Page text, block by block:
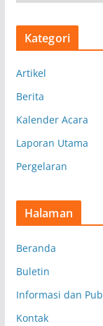
r
s
Kategori
Artikel
Berita
Kalender Acara
Laporan Utama
Pergelaran
Halaman
Beranda
Buletin
Informasi dan
Kontak